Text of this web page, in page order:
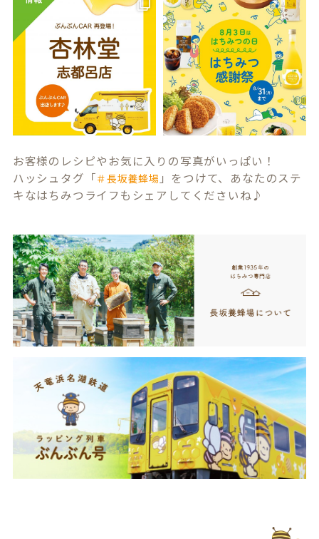
お客様のレシピやお気に入りの写真がいっぱい！
ハッシュタグ「＃長坂養蜂場 」をつけて、あなたのステ
キなはちみつライフもシェアしてくださいね♪